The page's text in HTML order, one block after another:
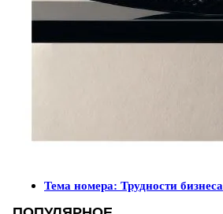
Тема номера: Трудности бизнеса